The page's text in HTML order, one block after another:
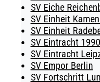
SV Eiche
SV Einheit
SV Einheit
SV Eintracht
SV Eintracht
SV Empor Berlin
SV Fortschritt